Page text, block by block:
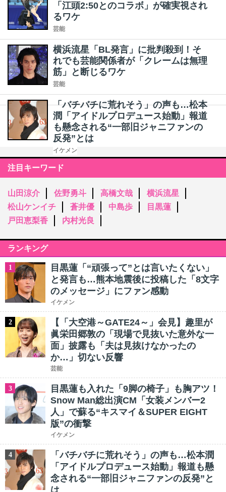
「江頭2:50とのコラボ」が確実視され
るワケ
芸能
横浜流星「BL発言」に批判殺到！そ
れでも芸能関係者が「クレームは無理
筋」と断じるワケ
芸能
「バチバチに荒れそう」の声も…松本
潤「アイドルプロデュース始動」報道
も懸念される“一部旧ジャニファンの
反発”とは
イケメン
注目キーワード
山田涼介 佐野勇斗 高橋文哉
横浜流星
松山ケンイチ
蒼井優 中島歩
目黒蓮
戸田恵梨香
内村光良
ランキング
1
目黒蓮「“頑張って”とは言いたくない」
と発言も…熊本地震後に投稿した「8文字
のメッセージ」にファン感動
イケメン
2
【「大空港～GATE24～」会見】趣里が
眞栄田郷敦の「現場で見抜いた意外な一
面」披露も「夫は見抜けなかったの
か…」切ない反響
芸能
3
目黒蓮も入れた「9脚の椅子」も胸アツ！
Snow Man総出演CM「女装メンバー2
人」で蘇る“キスマイ＆SUPER EIGHT
版”の衝撃
イケメン
4
「バチバチに荒れそう」の声も…松本潤
「アイドルプロデュース始動」報道も懸
念される“一部旧ジャニファンの反発”と
は